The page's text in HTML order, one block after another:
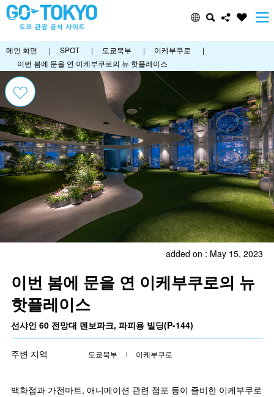
메인 화면 | SPOT | 도쿄북부 | 이케부쿠로
|
이번 봄에 문을 연 이케부쿠로의 뉴 핫플레이스
added on : May 15, 2023
이번 봄에 문을 연 이케부쿠로의 뉴
핫플레이스
선샤인 60 전망대 덴보파크, 파피용 빌딩(P-144)
주변 지역 도쿄북부 이케부쿠로
백화점과 가전마트, 애니메이션 관련 점포 등이 즐비한 이케부쿠로